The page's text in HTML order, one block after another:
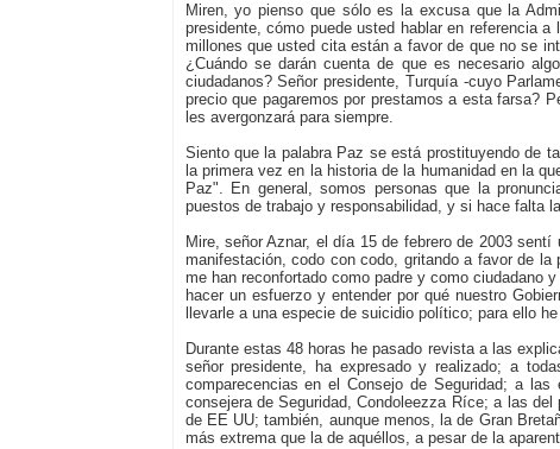
Miren, yo pienso que sólo es la excusa que la
presidente, cómo puede usted hablar en referencia
millones que usted cita están a favor de que no se
¿Cuándo se darán cuenta de que es necesario
ciudadanos? Señor presidente, Turquía -cuyo
precio que pagaremos por prestamos a esta farsa?
les avergonzará para siempre.
Siento que la palabra Paz se está prostituyendo de
la primera vez en la historia de la humanidad en la
Paz". En general, somos personas que la
puestos de trabajo y responsabilidad, y si hace falta
Mire, señor Aznar, el día 15 de febrero de 2003
manifestación, codo con codo, gritando a favor de
me han reconfortado como padre y como ciudadano
hacer un esfuerzo y entender por qué nuestro
llevarle a una especie de suicidio político; para ello
Durante estas 48 horas he pasado revista a las
señor presidente, ha expresado y realizado; a
comparecencias en el Consejo de Seguridad; a
consejera de Seguridad, Condoleezza Ríce; a las
de EE UU; también, aunque menos, la de Gran
más extrema que la de aquéllos, a pesar de la